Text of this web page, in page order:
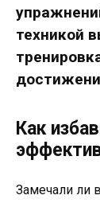
техникой
Как
Замечали ли